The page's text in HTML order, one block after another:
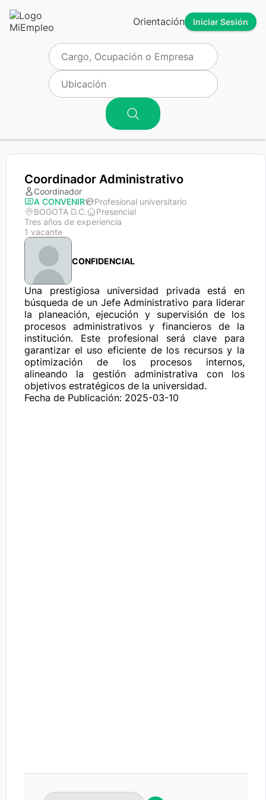
Orientación Iniciar Sesión
Coordinador Administrativo
Coordinador
A CONVENIR
Profesional universitario
BOGOTA D.C.
Presencial
Tres años de experiencia
1 vacante
CONFIDENCIAL
Una prestigiosa universidad privada está en
búsqueda de un Jefe Administrativo para liderar
la planeación, ejecución y supervisión de los
procesos administrativos y financieros de la
institución. Este profesional será clave para
garantizar el uso eficiente de los recursos y la
optimización de los procesos internos,
alineando la gestión administrativa con los
objetivos estratégicos de la universidad.
Fecha de Publicación: 2025-03-10